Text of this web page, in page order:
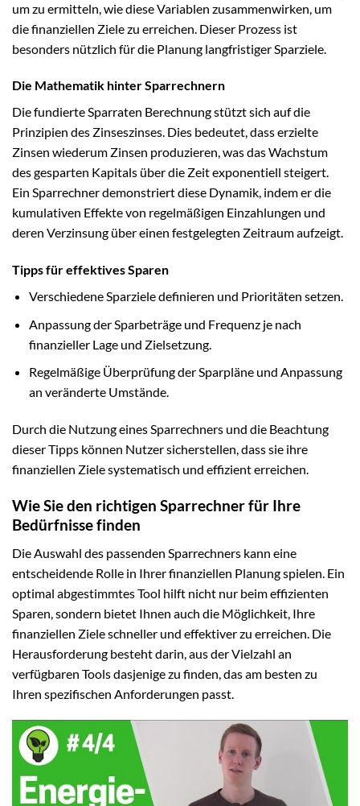
um zu ermitteln, wie diese Variablen zusammenwirken, um
die finanziellen Ziele zu erreichen. Dieser Prozess ist
besonders nützlich für die Planung langfristiger Sparziele.
Die Mathematik hinter Sparrechnern
Die fundierte Sparraten Berechnung stützt sich auf die
Prinzipien des Zinseszinses. Dies bedeutet, dass erzielte
Zinsen wiederum Zinsen produzieren, was das Wachstum
des gesparten Kapitals über die Zeit exponentiell steigert.
Ein Sparrechner demonstriert diese Dynamik, indem er die
kumulativen Effekte von regelmäßigen Einzahlungen und
deren Verzinsung über einen festgelegten Zeitraum aufzeigt.
Tipps für effektives Sparen
Verschiedene Sparziele definieren und Prioritäten setzen.
Anpassung der Sparbeträge und Frequenz je nach
finanzieller Lage und Zielsetzung.
Regelmäßige Überprüfung der Sparpläne und Anpassung
an veränderte Umstände.
Durch die Nutzung eines Sparrechners und die Beachtung
dieser Tipps können Nutzer sicherstellen, dass sie ihre
finanziellen Ziele systematisch und effizient erreichen.
Wie Sie den richtigen Sparrechner für Ihre
Bedürfnisse finden
Die Auswahl des passenden Sparrechners kann eine
entscheidende Rolle in Ihrer finanziellen Planung spielen. Ein
optimal abgestimmtes Tool hilft nicht nur beim effizienten
Sparen, sondern bietet Ihnen auch die Möglichkeit, Ihre
finanziellen Ziele schneller und effektiver zu erreichen. Die
Herausforderung besteht darin, aus der Vielzahl an
verfügbaren Tools dasjenige zu finden, das am besten zu
Ihren spezifischen Anforderungen passt.